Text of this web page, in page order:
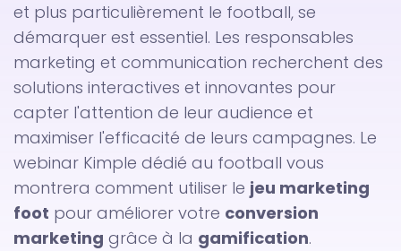
et plus particulièrement le football, se
démarquer est essentiel. Les responsables
marketing et communication recherchent des
solutions interactives et innovantes pour
capter l'attention de leur audience et
maximiser l'efficacité de leurs campagnes. Le
webinar Kimple dédié au football vous
montrera comment utiliser le jeu marketing
foot pour améliorer votre conversion
marketing grâce à la gamification.